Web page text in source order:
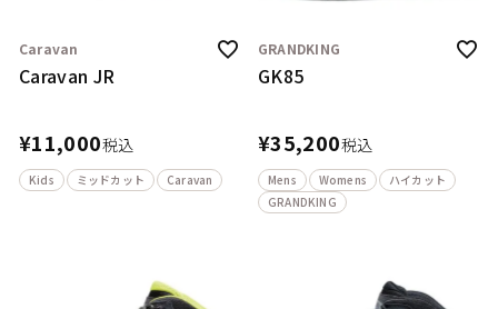
Caravan
Caravan JR
¥11,000税込
Kids ミッドカット Caravan
GRANDKING
GK85
¥35,200税込
Mens Womens
ハイカット
GRANDKING